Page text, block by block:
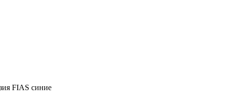
FIAS синие